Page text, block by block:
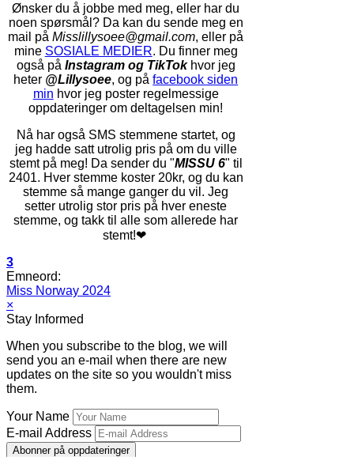
Ønsker du å jobbe med meg, eller har du
noen spørsmål? Da kan du sende meg en
mail påMisslillysoee@gmail.com, eller på
mine SOSIALE MEDIER. Du finner meg
også på Instagram og TikTok hvor jeg
heter @Lillysoee, og påfacebook siden
min hvor jeg poster regelmessige
oppdateringer om deltagelsen min!
Nå har også SMS stemmene startet, og
jeg hadde satt utrolig pris på om du ville
stemt på meg! Da sender du "MISSU 6" til
2401. Hver stemme koster 20kr, og du kan
stemme så mange ganger du vil. Jeg
setter utrolig stor pris på hver eneste
stemme, og takk til alle som allerede har
stemt!❤
3
Emneord:
Miss Norway 2024
×
Stay Informed
When you subscribe to the blog, we will
send you an e-mail when there are new
updates on the site so you wouldn't miss
them.
Your Name
E-mail Address
Abonner på oppdateringer